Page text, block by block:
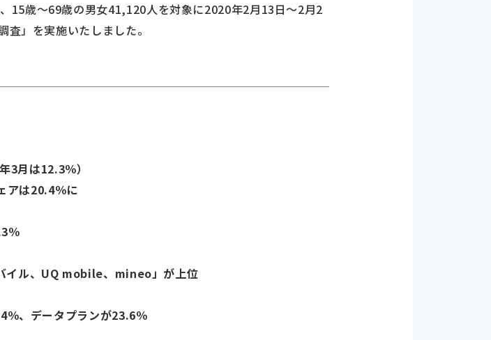
15歳～69歳の男女41,120人を対象に2020年2月13日～2月2
」を実施いたしました。
3月は12.3％）
アは20.4％に
％
イル、UQ mobile、mineo」が上位
％、データプランが23.6％